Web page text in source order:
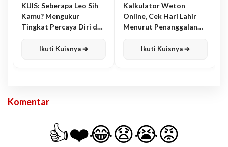
KUIS: Seberapa Leo Sih
Kamu? Mengukur
Tingkat Percaya Diri dan
Ikuti Kuisnya ➔
Kalkulator Weton
Online, Cek Hari Lahir
Menurut Penanggalan
Ikuti Kuisnya ➔
Komentar
👍❤️😂😧😭😡